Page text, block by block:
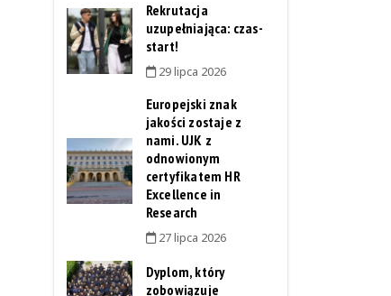
Rekrutacja
uzupełniająca: czas-
start!
29 lipca 2026
Europejski znak
jakości zostaje z
nami. UJK z
odnowionym
certyfikatem HR
Excellence in
Research
27 lipca 2026
Dyplom, który
zobowiązuje